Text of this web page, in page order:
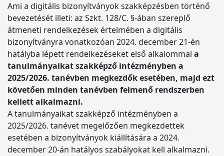
Ami a digitális bizonyítványok szakképzésben történő
bevezetését illeti: az Szkt. 128/C. §-ában szereplő
átmeneti rendelkezések értelmében a digitális
bizonyítványra vonatkozóan 2024. december 21-én
hatályba lépett rendelkezéseket első alkalommal a
tanulmányaikat szakképző intézményben a
2025/2026. tanévben megkezdők esetében, majd ezt
követően minden tanévben felmenő rendszerben
kellett alkalmazni.
A tanulmányaikat szakképző intézményben a
2025/2026. tanévet megelőzően megkezdettek
esetében a bizonyítványok kiállítására a 2024.
december 20-án hatályos szabályokat kell alkalmazni.